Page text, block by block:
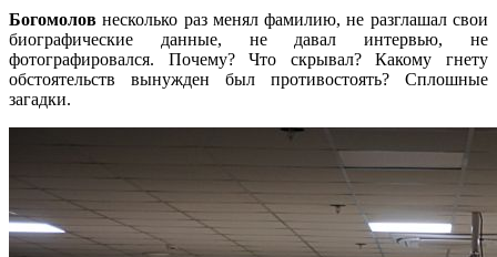
Богомолов несколько раз менял фамилию, не разглашал свои
биографические данные, не давал интервью, не
фотографировался. Почему? Что скрывал? Какому гнету
обстоятельств вынужден был противостоять? Сплошные
загадки.